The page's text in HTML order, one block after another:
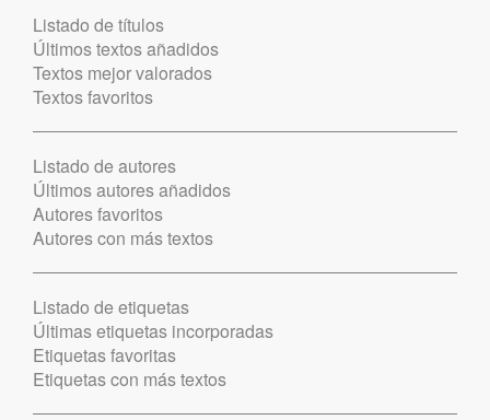
Listado de títulos
Últimos textos añadidos
Textos mejor valorados
Textos favoritos
Listado de autores
Últimos autores añadidos
Autores favoritos
Autores con más textos
Listado de etiquetas
Últimas etiquetas incorporadas
Etiquetas favoritas
Etiquetas con más textos